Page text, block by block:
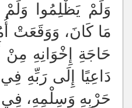
وَلَمْ يَظْلِمُوا وَلَمْ
مَا كَانَ، وَوَقَعَتْ
حَاجَةِ إِخْوَانِهِ مِنْ
دَاعِيًا إِلَى رَبِّهِ
حَرْبِهِ وَسِلْمِهِ، فِي